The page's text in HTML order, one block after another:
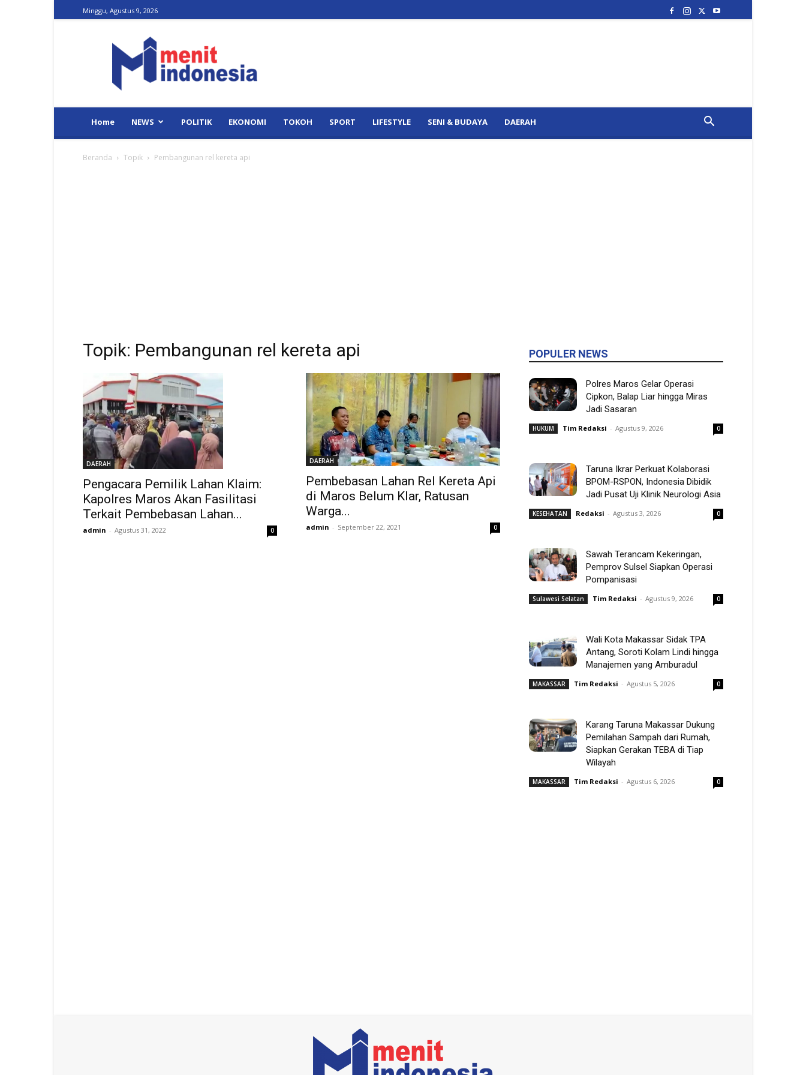
Minggu, Agustus 9, 2026
Indonesia
Home NEWS POLITIK EKONOMI TOKOH SPORT LIFESTYLE SENI & BUDAYA DAERAH
Beranda Topik Pembangunan rel kereta api
Topik: Pembangunan rel kereta api
DAERAH
Pengacara Pemilik Lahan Klaim:
Kapolres Maros Akan Fasilitasi
Terkait Pembebasan Lahan...
admin - Agustus 31, 2022 0
DAERAH
Pembebasan Lahan Rel Kereta Api
di Maros Belum Klar, Ratusan
Warga...
admin - September 22, 2021 0
POPULER NEWS
Polres Maros Gelar Operasi
Cipkon, Balap Liar hingga Miras
Jadi Sasaran
HUKUM Tim Redaksi - Agustus 9, 2026 0
Taruna Ikrar Perkuat Kolaborasi
BPOM-RSPON, Indonesia Dibidik
Jadi Pusat Uji Klinik Neurologi Asia
KESEHATAN Redaksi - Agustus 3, 2026 0
Sawah Terancam Kekeringan,
Pemprov Sulsel Siapkan Operasi
Pompanisasi
Sulawesi Selatan Tim Redaksi - Agustus 9, 2026 0
Wali Kota Makassar Sidak TPA
Antang, Soroti Kolam Lindi hingga
Manajemen yang Amburadul
MAKASSAR Tim Redaksi - Agustus 5, 2026 0
Karang Taruna Makassar Dukung
Pemilahan Sampah dari Rumah,
Siapkan Gerakan TEBA di Tiap
Wilayah
MAKASSAR Tim Redaksi - Agustus 6, 2026 0